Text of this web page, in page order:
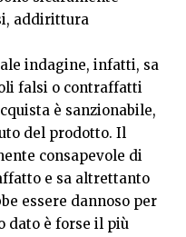
addirittura
indagine, infatti, sa
falsi o contraffatti
è sanzionabile,
del prodotto. Il
consapevole di
e sa altrettanto
essere dannoso per
dato è forse il più